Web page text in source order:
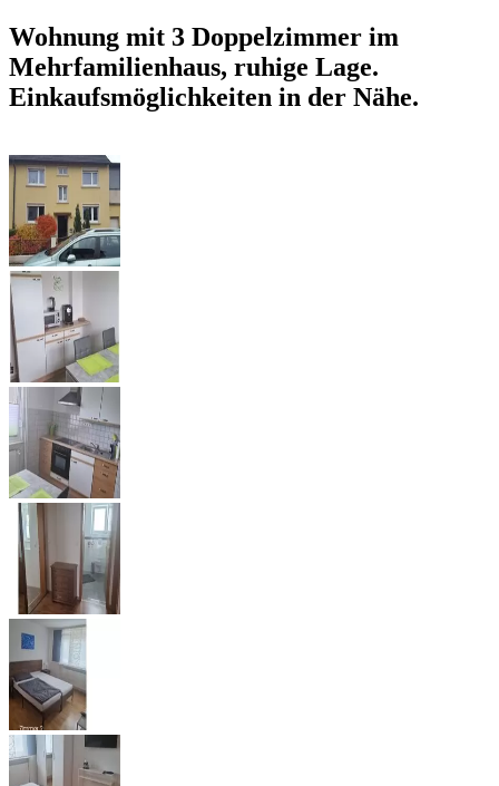
Wohnung mit 3 Doppelzimmer im
Mehrfamilienhaus, ruhige Lage.
Einkaufsmöglichkeiten in der Nähe.